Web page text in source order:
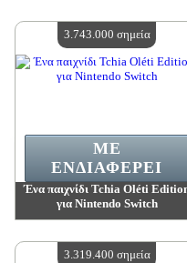
Διαθέσιμη ποσότητα:4
Ένα παιχνίδι Tchia Oléti
για Nintendo Switch
Διαθέσιμη ποσότητα:4
ΜΕ
ΕΝΔΙΑΦΈΡΕΙ
3.743.000 σημεία
3.319.400 σημεία